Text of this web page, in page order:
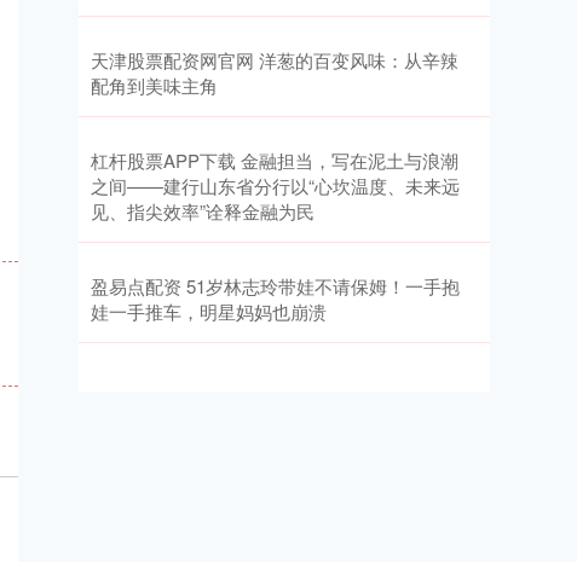
天津股票配资网官网 洋葱的百变风味：从辛辣
配角到美味主角
杠杆股票APP下载 金融担当，写在泥土与浪潮
之间——建行山东省分行以“心坎温度、未来远
见、指尖效率”诠释金融为民
盈易点配资 51岁林志玲带娃不请保姆！一手抱
娃一手推车，明星妈妈也崩溃